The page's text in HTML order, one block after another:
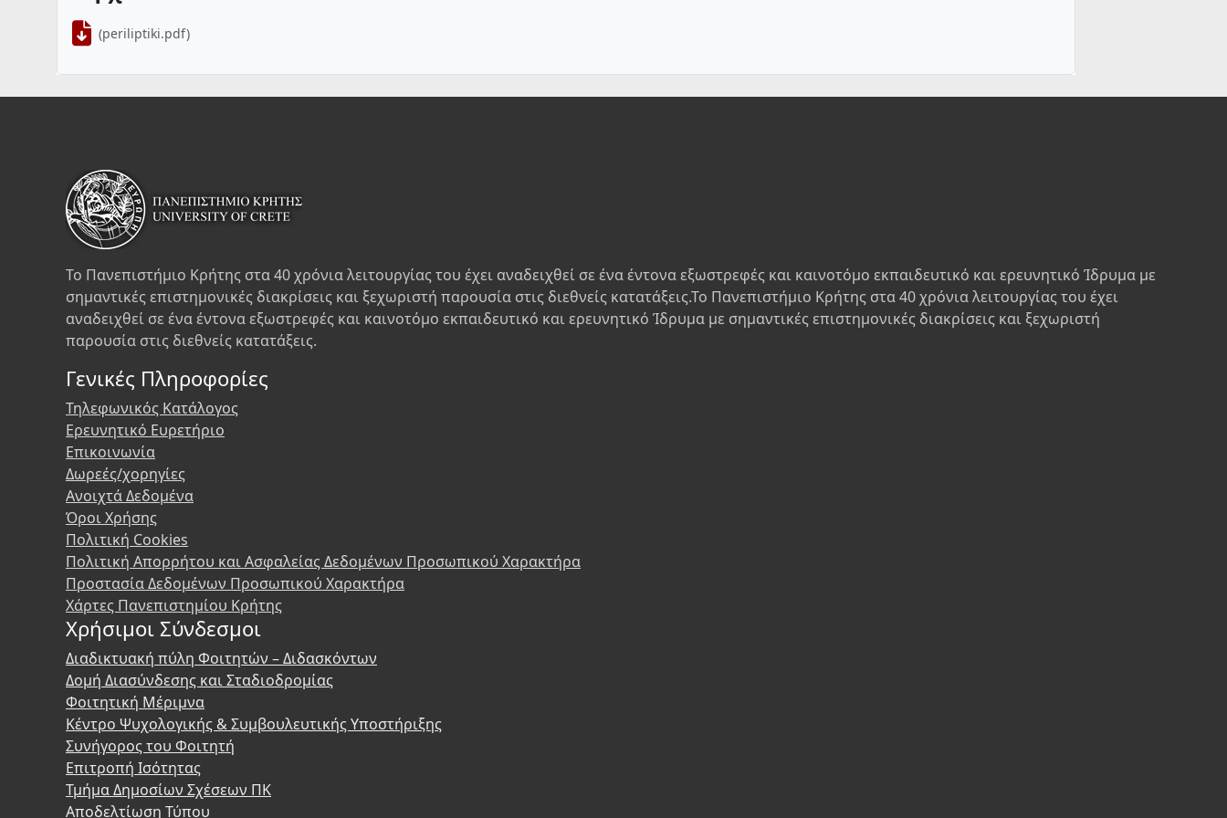
(periliptiki.pdf)
Το Πανεπιστήμιο Κρήτης στα 40 χρόνια λειτουργίας του έχει αναδειχθεί σε ένα έντονα εξωστρεφές και καινοτόμο εκπαιδευτικό και ερευνητικό Ίδρυμα με
σημαντικές επιστημονικές διακρίσεις και ξεχωριστή παρουσία στις διεθνείς κατατάξεις.Το Πανεπιστήμιο Κρήτης στα 40 χρόνια λειτουργίας του έχει
αναδειχθεί σε ένα έντονα εξωστρεφές και καινοτόμο εκπαιδευτικό και ερευνητικό Ίδρυμα με σημαντικές επιστημονικές διακρίσεις και ξεχωριστή
παρουσία στις διεθνείς κατατάξεις.
Γενικές Πληροφορίες
Τηλεφωνικός Κατάλογος
Ερευνητικό Ευρετήριο
Επικοινωνία
Δωρεές/χορηγίες
Ανοιχτά Δεδομένα
Όροι Χρήσης
Πολιτική Cookies
Πολιτική Απορρήτου και Ασφαλείας Δεδομένων Προσωπικού Χαρακτήρα
Προστασία Δεδομένων Προσωπικού Χαρακτήρα
Χάρτες Πανεπιστημίου Κρήτης
Χρήσιμοι Σύνδεσμοι
Διαδικτυακή πύλη Φοιτητών – Διδασκόντων
Δομή Διασύνδεσης και Σταδιοδρομίας
Φοιτητική Μέριμνα
Κέντρο Ψυχολογικής & Συμβουλευτικής Υποστήριξης
Συνήγορος του Φοιτητή
Επιτροπή Ισότητας
Τμήμα Δημοσίων Σχέσεων ΠΚ
Αποδελτίωση Τύπου